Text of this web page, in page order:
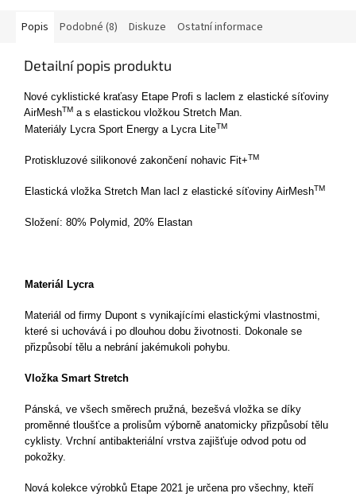
Popis Podobné (8) Diskuze Ostatní informace
Detailní popis produktu
Nové cyklistické kraťasy Etape Profi s laclem z elastické síťoviny
AirMeshTM a s elastickou vložkou Stretch Man.
Materiály Lycra Sport Energy a Lycra LiteTM
Protiskluzové silikonové zakončení nohavic Fit+TM
Elastická vložka Stretch Man lacl z elastické síťoviny AirMeshTM
Složení: 80% Polymid, 20% Elastan
Materiál Lycra
Materiál od firmy Dupont s vynikajícími elastickými vlastnostmi,
které si uchovává i po dlouhou dobu životnosti. Dokonale se
přizpůsobí tělu a nebrání jakémukoli pohybu.
Vložka Smart Stretch
Pánská, ve všech směrech pružná, bezešvá vložka se díky
proměnné tloušťce a prolisům výborně anatomicky přizpůsobí tělu
cyklisty. Vrchní antibakteriální vrstva zajišťuje odvod potu od
pokožky.
Nová kolekce výrobků Etape 2021 je určena pro všechny, kteří